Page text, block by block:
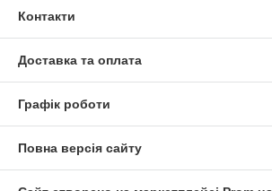
Контакти
Доставка та оплата
Графік роботи
Повна версія сайту